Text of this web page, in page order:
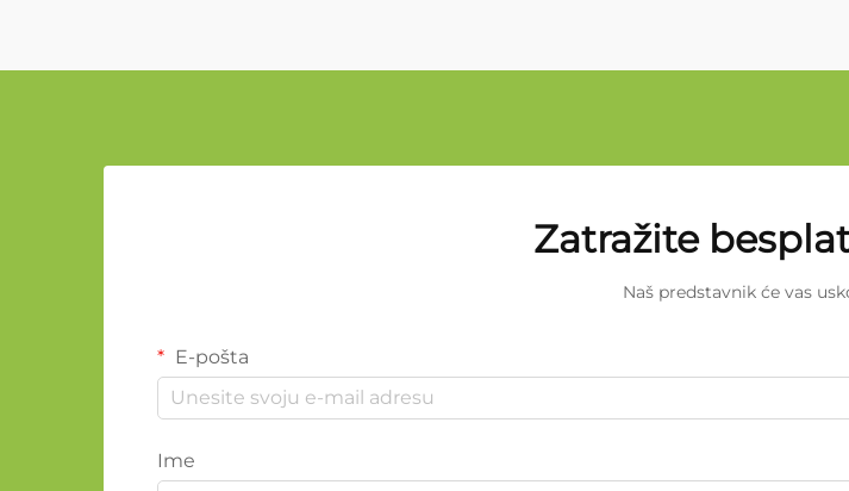
Zatražite
Naš predstavnik će vas
E-pošta
Ime